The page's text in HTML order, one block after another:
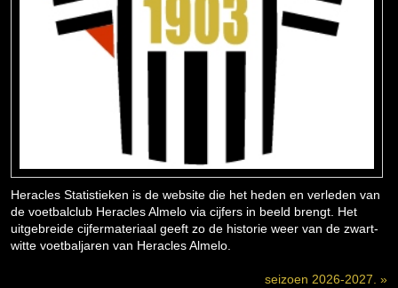
Heracles Statistieken is de website die het heden en verleden van
de voetbalclub Heracles Almelo via cijfers in beeld brengt. Het
uitgebreide cijfermateriaal geeft zo de historie weer van de zwart-
witte voetbaljaren van Heracles Almelo.
seizoen 2026-2027. »